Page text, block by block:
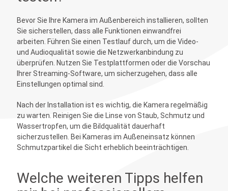
Bevor Sie Ihre Kamera im Außenbereich installieren, sollten
Sie sicherstellen, dass alle Funktionen einwandfrei
arbeiten. Führen Sie einen Testlauf durch, um die Video-
und Audioqualität sowie die Netzwerkanbindung zu
überprüfen. Nutzen Sie Testplattformen oder die Vorschau
Ihrer Streaming-Software, um sicherzugehen, dass alle
Einstellungen optimal sind.
Nach der Installation ist es wichtig, die Kamera regelmäßig
zu warten. Reinigen Sie die Linse von Staub, Schmutz und
Wassertropfen, um die Bildqualität dauerhaft
sicherzustellen. Bei Kameras im Außeneinsatz können
Schmutzpartikel die Sicht erheblich beeinträchtigen.
Welche weiteren Tipps helfen